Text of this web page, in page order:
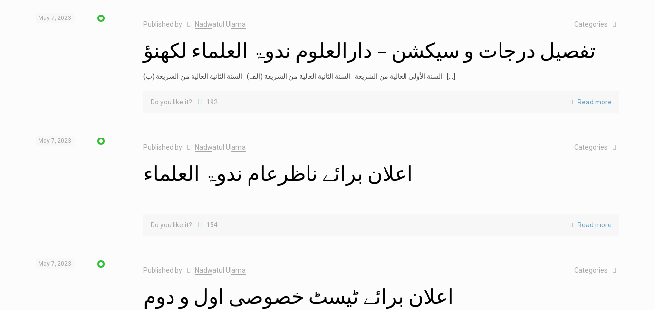
May 7, 2023
Published by Nadwatul Ulama Categories
تفصیل درجات و سیکشن – دارالعلوم ندوۃ العلماء لکھنؤ
[…]
Do you like it? 192 Read more
May 7, 2023
Published by Nadwatul Ulama Categories
اعلان برائے ناظرعام ندوۃ العلماء
Do you like it? 154 Read more
May 7, 2023
Published by Nadwatul Ulama Categories
اعلان برائے ٹیسٹ خصوصی اول و دوم